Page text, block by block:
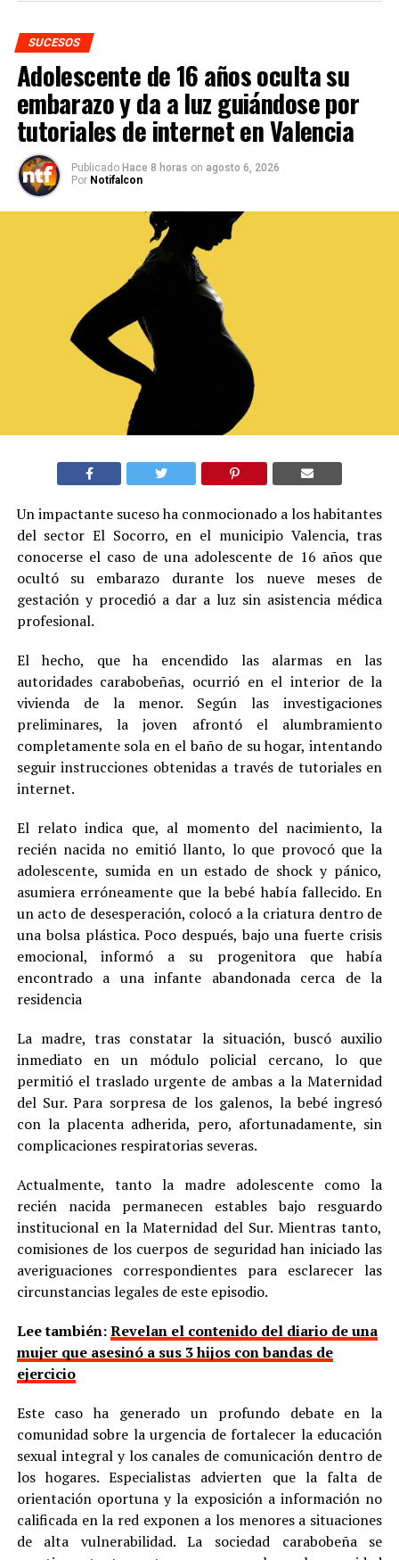
SUCESOS
Adolescente de 16 años oculta su
embarazo y da a luz guiándose por
tutoriales de internet en Valencia
Publicado Hace 8 horas on agosto 6, 2026
Por Notifalcon
Un impactante suceso ha conmocionado a los habitantes
del sector El Socorro, en el municipio Valencia, tras
conocerse el caso de una adolescente de 16 años que
ocultó su embarazo durante los nueve meses de
gestación y procedió a dar a luz sin asistencia médica
profesional.
El hecho, que ha encendido las alarmas en las
autoridades carabobeñas, ocurrió en el interior de la
vivienda de la menor. Según las investigaciones
preliminares, la joven afrontó el alumbramiento
completamente sola en el baño de su hogar, intentando
seguir instrucciones obtenidas a través de tutoriales en
internet.
El relato indica que, al momento del nacimiento, la
recién nacida no emitió llanto, lo que provocó que la
adolescente, sumida en un estado de shock y pánico,
asumiera erróneamente que la bebé había fallecido. En
un acto de desesperación, colocó a la criatura dentro de
una bolsa plástica. Poco después, bajo una fuerte crisis
emocional, informó a su progenitora que había
encontrado a una infante abandonada cerca de la
residencia
La madre, tras constatar la situación, buscó auxilio
inmediato en un módulo policial cercano, lo que
permitió el traslado urgente de ambas a la Maternidad
del Sur. Para sorpresa de los galenos, la bebé ingresó
con la placenta adherida, pero, afortunadamente, sin
complicaciones respiratorias severas.
Actualmente, tanto la madre adolescente como la
recién nacida permanecen estables bajo resguardo
institucional en la Maternidad del Sur. Mientras tanto,
comisiones de los cuerpos de seguridad han iniciado las
averiguaciones correspondientes para esclarecer las
circunstancias legales de este episodio.
Lee también:Revelan el contenido del diario de una
mujer que asesinó a sus 3 hijos con bandas de
ejercicio
Este caso ha generado un profundo debate en la
comunidad sobre la urgencia de fortalecer la educación
sexual integral y los canales de comunicación dentro de
los hogares. Especialistas advierten que la falta de
orientación oportuna y la exposición a información no
calificada en la red exponen a los menores a situaciones
de alta vulnerabilidad. La sociedad carabobeña se